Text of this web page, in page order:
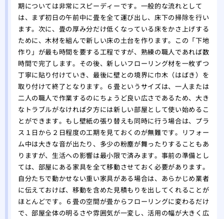
期については非常にスピーディーです。一般的な流れとして
は、まず初日の午前中に畳を全て運び出し、床下の掃除を行い
ます。次に、畳の厚み分だけ低くなっている床をかさ上げする
ために、木材を組んで新しい床の土台を作ります。この「下地
作り」が最も時間を要する工程ですが、熟練の職人であれば数
時間で完了します。その後、新しいフローリング材を一枚ずつ
丁寧に貼り付けていき、最後に壁との境界に巾木（はばき）を
取り付けて終了となります。６畳というサイズは、一人または
二人の職人で作業するのにちょうど良い広さであるため、大き
なトラブルがなければ夕方には新しい部屋として使い始めるこ
とができます。もし壁紙の張り替えも同時に行う場合は、プラ
ス１日から２日程度の工期を見ておくのが無難です。リフォー
ム中は大きな音が出たり、多少の粉塵が舞ったりすることもあ
りますが、生活への影響は最小限で済みます。事前の準備とし
ては、部屋にある家具を全て移動させておく必要があります。
自分たちで動かせない重い家具がある場合は、あらかじめ業者
に伝えておけば、移動を含めた見積もりを出してくれることが
ほとんどです。６畳の空間が畳からフローリングに変わるだけ
で、部屋全体の明るさや雰囲気が一変し、活用の幅が大きく広